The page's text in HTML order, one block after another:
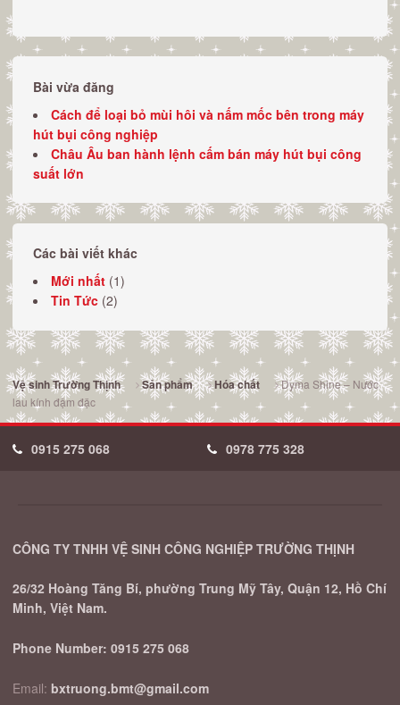
Bài vừa đăng
Cách để loại bỏ mùi hôi và nấm mốc bên trong máy
hút bụi công nghiệp
Châu Âu ban hành lệnh cấm bán máy hút bụi công
suất lớn
Các bài viết khác
Mới nhất(1)
Tin Tức(2)
Vệ sinh Trường Thịnh Sản phẩm Hóa chất
Dyma Shine – Nước
lau kính đậm đặc
0915 275 068 0978 775 328
CÔNG TY TNHH VỆ SINH CÔNG NGHIỆP TRƯỜNG THỊNH
26/32 Hoàng Tăng Bí, phường Trung Mỹ Tây, Quận 12, Hồ Chí
Minh, Việt Nam.
Phone Number: 0915 275 068
Email: bxtruong.bmt@gmail.com